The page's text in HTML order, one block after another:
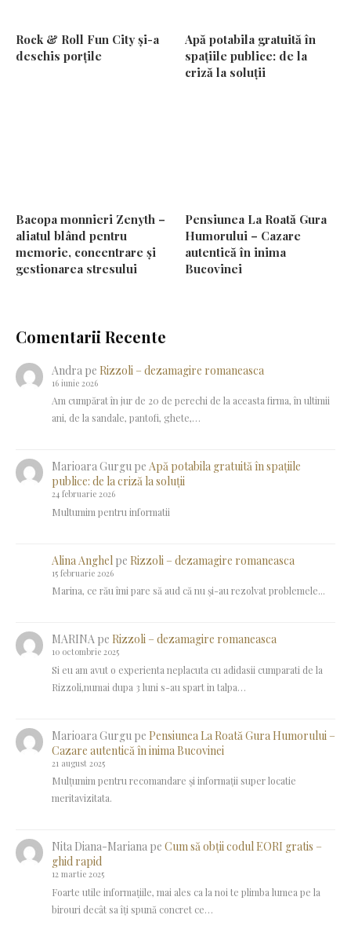
Rock & Roll Fun City și-a
deschis porțile
Apă potabila gratuită în
spațiile publice: de la
criză la soluții
Bacopa monnieri Zenyth –
aliatul blând pentru
memorie, concentrare și
gestionarea stresului
Pensiunea La Roată Gura
Humorului – Cazare
autentică în inima
Bucovinei
Comentarii Recente
Andra pe Rizzoli – dezamagire romaneasca
16 iunie 2026
Am cumpărat în jur de 20 de perechi de la aceasta firma, în ultimii
ani, de la sandale, pantofi, ghete,…
Marioara Gurgupe Apă potabila gratuită în spațiile
publice: de la criză la soluții
24 februarie 2026
Multumim pentru informatii
Alina Anghel pe Rizzoli – dezamagire romaneasca
15 februarie 2026
Marina, ce rău îmi pare să aud că nu și-au rezolvat problemele...
MARINApe Rizzoli – dezamagire romaneasca
10 octombrie 2025
Si eu am avut o experienta neplacuta cu adidasii cumparati de la
Rizzoli,numai dupa 3 luni s-au spart in talpa…
Marioara Gurgu pe Pensiunea La Roată Gura Humorului –
Cazare autentică în inima Bucovinei
21 august 2025
Mulțumim pentru recomandare și informații super locatie
meritavizitata.
Nita Diana-Marianape Cum să obții codul EORI gratis –
ghid rapid
12 martie 2025
Foarte utile informațiile, mai ales ca la noi te plimba lumea pe la
birouri decât sa îți spună concret ce…